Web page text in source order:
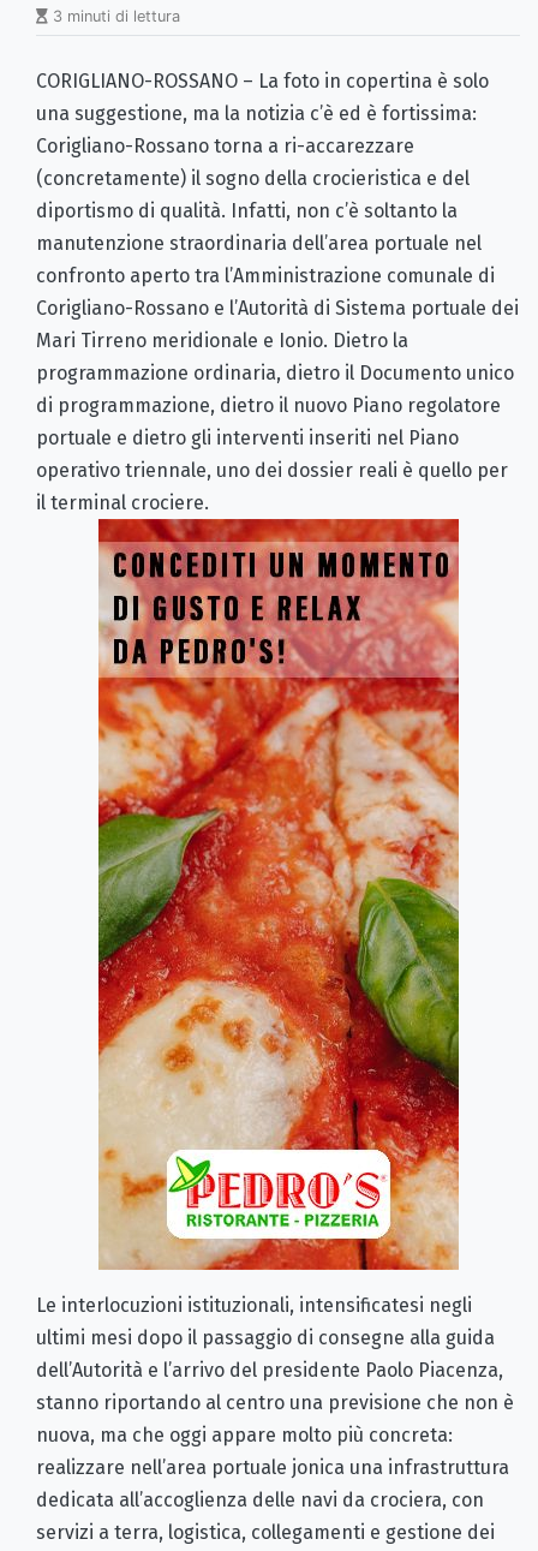
3 minuti di lettura
CORIGLIANO-ROSSANO – La foto in copertina è solo
una suggestione, ma la notizia c’è ed è fortissima:
Corigliano-Rossano torna a ri-accarezzare
(concretamente) il sogno della crocieristica e del
diportismo di qualità. Infatti, non c’è soltanto la
manutenzione straordinaria dell’area portuale nel
confronto aperto tra l’Amministrazione comunale di
Corigliano-Rossano e l’Autorità di Sistema portuale dei
Mari Tirreno meridionale e Ionio. Dietro la
programmazione ordinaria, dietro il Documento unico
di programmazione, dietro il nuovo Piano regolatore
portuale e dietro gli interventi inseriti nel Piano
operativo triennale, uno dei dossier reali è quello per
il terminal crociere.
Le interlocuzioni istituzionali, intensificatesi negli
ultimi mesi dopo il passaggio di consegne alla guida
dell’Autorità e l’arrivo del presidente Paolo Piacenza,
stanno riportando al centro una previsione che non è
nuova, ma che oggi appare molto più concreta:
realizzare nell’area portuale jonica una infrastruttura
dedicata all’accoglienza delle navi da crociera, con
servizi a terra, logistica, collegamenti e gestione dei